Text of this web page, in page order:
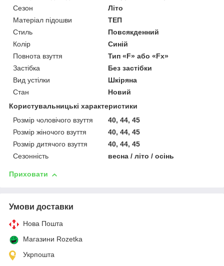
Сезон
Літо
Матеріал підошви
ТЕП
Стиль
Повсякденний
Колір
Синій
Повнота взуття
Тип «F» або «Fx»
Застібка
Без застібки
Вид устілки
Шкіряна
Стан
Новий
Користувальницькі характеристики
Розмір чоловічого взуття
40, 44, 45
Розмір жіночого взуття
40, 44, 45
Розмір дитячого взуття
40, 44, 45
Сезонність
весна / літо / осінь
Приховати
Умови доставки
Нова Пошта
Магазини Rozetka
Укрпошта